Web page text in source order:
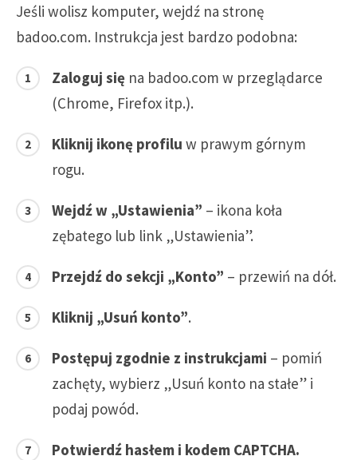
Jeśli wolisz komputer, wejdź na stronę
badoo.com. Instrukcja jest bardzo podobna:
Zaloguj się na badoo.com w przeglądarce
(Chrome, Firefox itp.).
Kliknij ikonę profilu w prawym górnym
rogu.
Wejdź w „Ustawienia” – ikona koła
zębatego lub link „Ustawienia”.
Przejdź do sekcji „Konto” – przewiń na dół.
Kliknij „Usuń konto”.
Postępuj zgodnie z instrukcjami – pomiń
zachęty, wybierz „Usuń konto na stałe” i
podaj powód.
Potwierdź hasłem i kodem CAPTCHA.